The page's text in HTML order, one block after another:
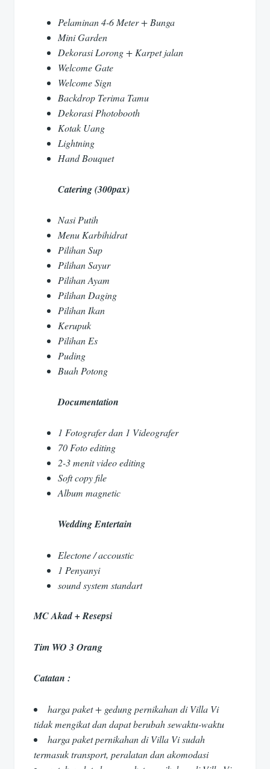
Pelaminan 4-6 Meter + Bunga
Mini Garden
Dekorasi Lorong + Karpet jalan
Welcome Gate
Welcome Sign
Backdrop Terima Tamu
Dekorasi Photobooth
Kotak Uang
Lightning
Hand Bouquet
Catering (300pax)
Nasi Putih
Menu Karbihidrat
Pilihan Sup
Pilihan Sayur
Pilihan Ayam
Pilihan Daging
Pilihan Ikan
Kerupuk
Pilihan Es
Puding
Buah Potong
Documentation
1 Fotografer dan 1 Videografer
70 Foto editing
2-3 menit video editing
Soft copy file
Album magnetic
Wedding Entertain
Electone / accoustic
1 Penyanyi
sound system standart
MC Akad + Resepsi
Tim WO 3 Orang
Catatan :
harga paket + gedung pernikahan di Villa Vi
tidak mengikat dan dapat berubah sewaktu-waktu
harga paket pernikahan di Villa Vi sudah
termasuk transport, peralatan dan akomodasi